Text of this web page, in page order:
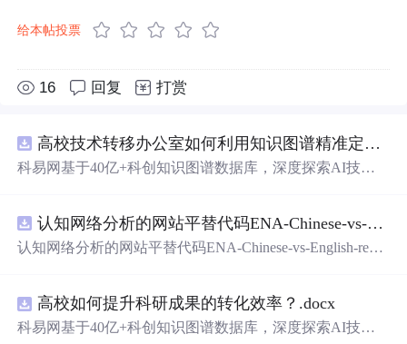
给本帖投票
16 回复 打赏
高校技术转移办公室如何利用知识图谱精准定位产业需求与技术适配点？.docx
科易网基于40亿+科创知识图谱数据库，深度探索AI技术
新领域的AI+数智化解决方案，推动科技创新与产业创新
智能化发展。
认知网络分析的网站平替代码ENA-Chinese-vs-English-reproducible.zip
认知网络分析的网站平替代码ENA-Chinese-vs-English-repro
高校如何提升科研成果的转化效率？.docx
科易网基于40亿+科创知识图谱数据库，深度探索AI技术